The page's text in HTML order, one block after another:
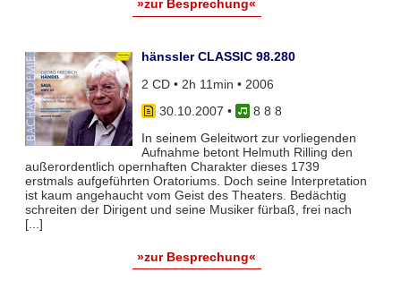
»zur Besprechung«
hänssler CLASSIC 98.280
2 CD • 2h 11min • 2006
30.10.2007 •
8 8 8
In seinem Geleitwort zur vorliegenden
Aufnahme betont Helmuth Rilling den
außerordentlich opernhaften Charakter dieses 1739
erstmals aufgeführten Oratoriums. Doch seine Interpretation
ist kaum angehaucht vom Geist des Theaters. Bedächtig
schreiten der Dirigent und seine Musiker fürbaß, frei nach
[...]
»zur Besprechung«